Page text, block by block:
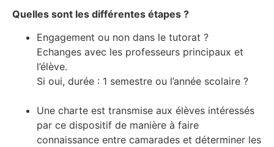
Quelles sont les différentes étapes ?
Engagement ou non dans le tutorat ?
Echanges avec les professeurs principaux et
l’élève.
Si oui, durée : 1 semestre ou l’année scolaire ?
Une charte est transmise aux élèves intéressés
par ce dispositif de manière à faire
connaissance entre camarades et déterminer les